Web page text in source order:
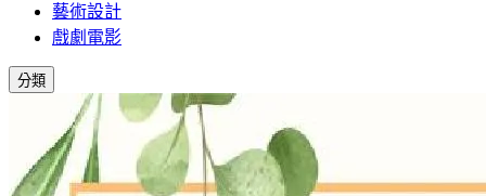
藝術設計
戲劇電影
分類